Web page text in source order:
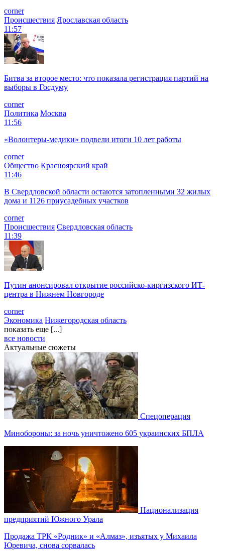
corner
Происшествия Ярославская область
11:57
Битва за второе место: что показала регистрация партий на
выборы в Госдуму
corner
Политика Москва
11:56
«Волонтеры-медики» подвели итоги 10 лет работы
corner
Общество Красноярский край
11:46
В Свердловской области остаются затопленными 32 жилых
дома и 1126 приусадебных участков
corner
Происшествия Свердловская область
11:39
Путин анонсировал открытие российско-киргизского ИТ-
центра в Нижнем Новгороде
corner
Экономика Нижегородская область
показать еще [...]
все новости
Актуальные сюжеты
Спецоперация
Минобороны: за ночь уничтожено 605 украинских БПЛА
Национализация
предприятий Южного Урала
Продажа ТРК «Родник» и «Алмаз», изъятых у Михаила
Юревича, снова сорвалась